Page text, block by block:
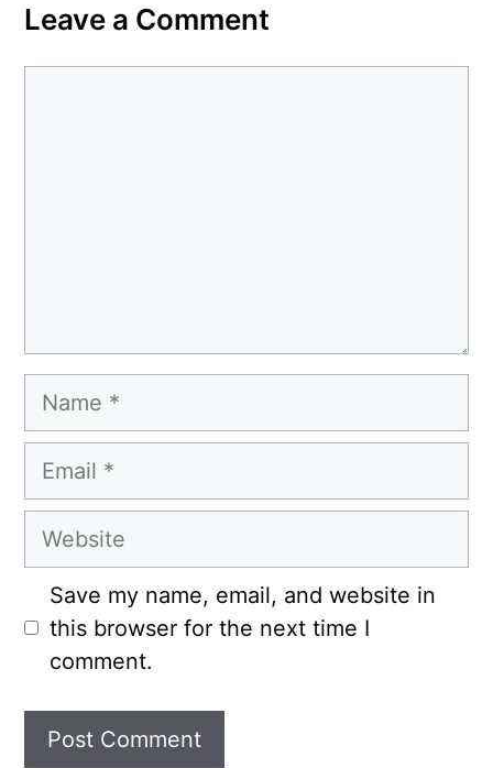
Leave a Comment
Name
Email
Website
Save my name, email, and website in
this browser for the next time I
comment.